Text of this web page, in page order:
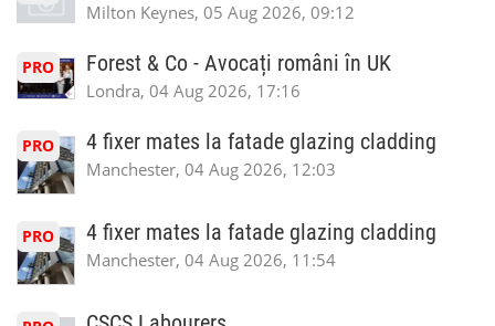
Milton Keynes, 05 Aug 2026, 09:12
PRO Forest & Co - Avocați români în UK
Londra, 04 Aug 2026, 17:16
PRO 4 fixer mates la fatade glazing cladding
Manchester, 04 Aug 2026, 12:03
PRO 4 fixer mates la fatade glazing cladding
Manchester, 04 Aug 2026, 11:54